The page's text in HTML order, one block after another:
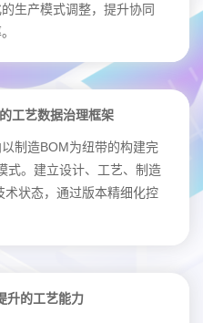
生产模式调整，提升协同
工艺数据治理框架
制造BOM为纽带的构建完
式。建立设计、工艺、制造
术状态，通过版本精细化控
升的工艺能力